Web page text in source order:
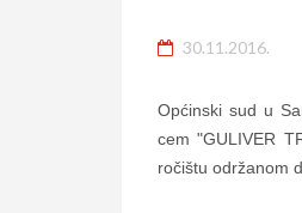
30.11.2016.
Općinski sud u
cem "GULIVER
ročištu održanom